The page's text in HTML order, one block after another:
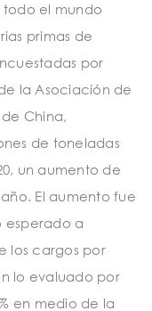
todo el mundo
primas de
por
la Asociación de
China,
de toneladas
un aumento de
El aumento fue
esperado a
los cargos por
lo evaluado por
en medio de la